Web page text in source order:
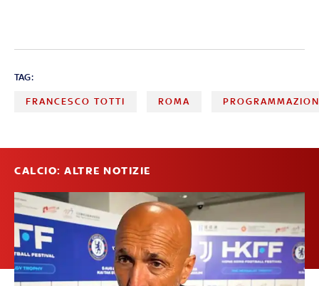
TAG:
FRANCESCO TOTTI ROMA
CALCIO: ALTRE NOTIZIE